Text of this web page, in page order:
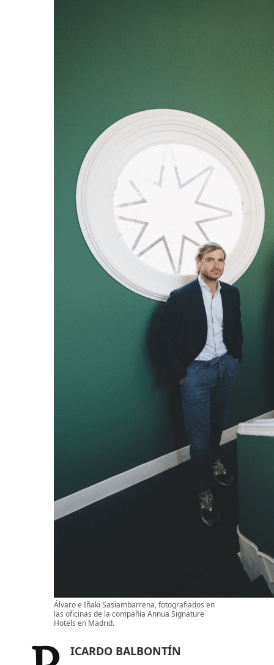
Álvaro e Iñaki Sasiambarrena, fotografiados en
las oficinas de la compañía Annua Signature
Hotels en Madrid.
RICARDO BALBONTÍN